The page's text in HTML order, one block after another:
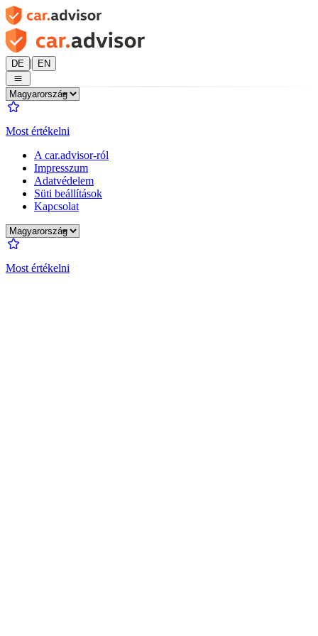
DE | EN
Most értékelni
A car.advisor-ról
Impresszum
Adatvédelem
Süti beállítások
Kapcsolat
Most értékelni